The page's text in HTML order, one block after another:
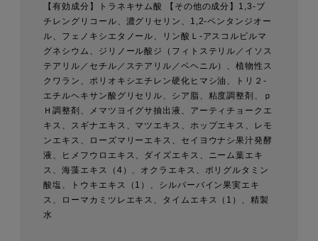
【有効成分】トラネキサム酸 【その他の成分】1,3-ブ
チレングリコール、濃グリセリン、1,2-ペンタンジオー
ル、フェノキシエタノール、リン酸Ｌ-アスコルビルマ
グネシウム、ジリノール酸ジ（フィトステリル／イソス
テアリル／セチル／ステアリル／ベヘニル）、植物性ス
クワラン、ポリオキシエチレン硬化ヒマシ油、トリ２-
エチルヘキサン酸グリセリル、シア脂、粘度調整剤、ｐ
Ｈ調整剤、メマツヨイグサ抽出液、アーティチョークエ
キス、スギナエキス、マツエキス、ホップエキス、レモ
ンエキス、ローズマリーエキス、セイヨウナシ果汁発酵
液、ヒメフウロエキス、ダイズエキス、ニーム葉エキ
ス、海藻エキス（4）、オクラエキス、ポリグルタミン
酸塩、トウキエキス（1）、シルバーバイン果実エキ
ス、ローマカミツレエキス、タイムエキス（1）、精製
水